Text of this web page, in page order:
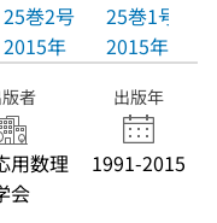
25巻2号
2015年
25巻1号
2015年
者
用数理
会
出版年
1991-2015